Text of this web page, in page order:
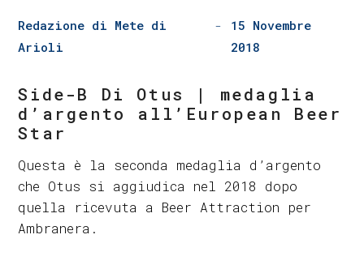
Redazione di Mete di
Arioli
15 Novembre
2018
Side-B Di Otus | medaglia
d’argento all’European Beer
Star
Questa è la seconda medaglia d’argento
che Otus si aggiudica nel 2018 dopo
quella ricevuta a Beer Attraction per
Ambranera.